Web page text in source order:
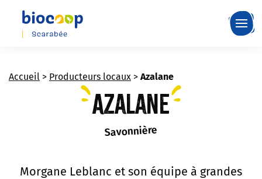
Skip
content
Accueil > Producteurs locaux > Azalane
Azalane
Savonnière
Morgane Leblanc et son équipe à grandes